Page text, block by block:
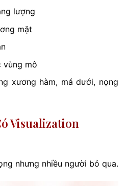
lượng
mặt
vùng mô
xương hàm, má dưới, nọng
Visualization
nhưng nhiều người bỏ qua.